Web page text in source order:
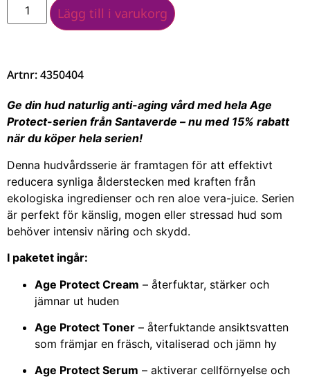
Lägg till i varukorg
Artnr: 4350404
Ge din hud naturlig anti-aging vård med hela Age
Protect-serien från Santaverde – nu med 15% rabatt
när du köper hela serien!
Denna hudvårdsserie är framtagen för att effektivt
reducera synliga ålderstecken med kraften från
ekologiska ingredienser och ren aloe vera-juice. Serien
är perfekt för känslig, mogen eller stressad hud som
behöver intensiv näring och skydd.
I paketet ingår:
Age Protect Cream – återfuktar, stärker och
jämnar ut huden
Age Protect Toner – återfuktande ansiktsvatten
som främjar en fräsch, vitaliserad och jämn hy
Age Protect Serum – aktiverar cellförnyelse och